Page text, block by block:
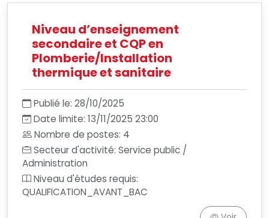
Niveau d’enseignement
secondaire et CQP en
Plomberie/Installation
thermique et sanitaire
Publié le: 28/10/2025
Date limite: 13/11/2025 23:00
Nombre de postes: 4
Secteur d'activité: Service public /
Administration
Niveau d'études requis:
QUALIFICATION_AVANT_BAC